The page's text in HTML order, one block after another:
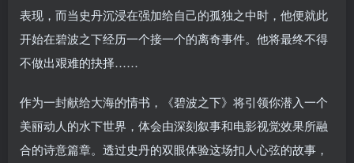
表现，而当史丹沉浸在强加给自己的孤独之中时，他便就此
开始在碧波之下经历一个接一个的离奇事件。他将最终不得
不做出艰难的抉择……
作为一封献给大海的情书，《碧波之下》将引领你潜入一个
美丽动人的水下世界，体会由深刻叙事和电影视觉效果所融
合的诗意篇章。透过史丹的双眼体验这场扣人心弦的故事，